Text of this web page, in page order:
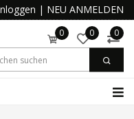
| NEU ANMELDEN
0 0 0